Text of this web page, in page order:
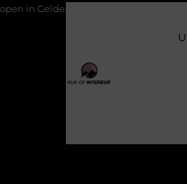
Slim toezicht voor een veilige en